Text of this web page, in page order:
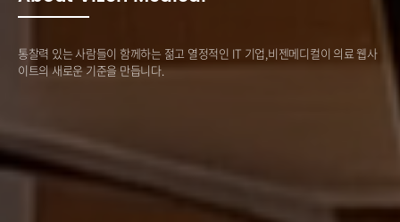
통찰력 있는 사람들이 함께하는 젊고 열정적인 IT 기업, 비젠메디컬이 의료 웹사
이트의 새로운 기준을 만듭니다.